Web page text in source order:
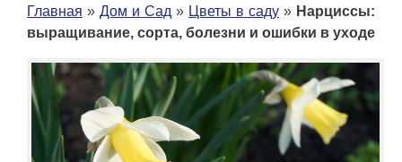
Главная » Дом и Сад » Цветы в саду » Нарциссы:
выращивание, сорта, болезни и ошибки в уходе